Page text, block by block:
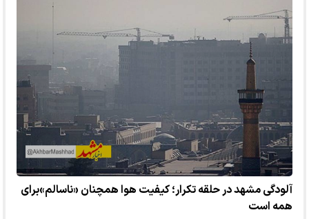
آلودگی مشهد در حلقه تکرار؛ کیفیت هوا همچنان «ناسالم»برای
همه است